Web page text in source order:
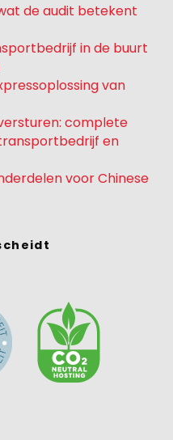
de audit betekent
in de buurt
van
complete
en
voor Chinese